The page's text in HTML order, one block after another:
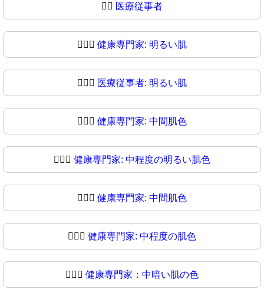
🧑‍⚕ 医療従事者
🧑🏻‍⚕️ 健康専門家: 明るい肌
🧑🏻‍⚕ 医療従事者: 明るい肌
🧑🏼‍⚕️ 健康専門家: 中間肌色
🧑🏼‍⚕ 健康専門家: 中程度の明るい肌色
🧑🏽‍⚕️ 健康専門家: 中間肌色
🧑🏽‍⚕ 健康専門家: 中程度の肌色
🧑🏾‍⚕️ 健康専門家：中暗い肌の色